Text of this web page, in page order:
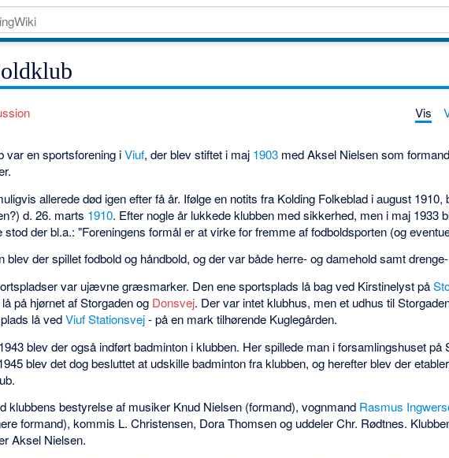
Vis
var en sportsforening iViuf, der blev stiftet i maj 1903 med Aksel Nielsen som
allerede død igen efter få år. Ifølge en notits fra Kolding Folkeblad i august 1910,
d. 26. marts 1910. Efter nogle år lukkede klubben med sikkerhed, men i maj 1933
der bl.a.: "Foreningens formål er at virke for fremme af fodboldsporten (og
blev der spillet fodbold og håndbold, og der var både herre- og damehold samt
var ujævne græsmarker. Den ene sportsplads lå bag ved Kirstinelyst på
på hjørnet af Storgaden og Donsvej. Der var intet klubhus, men et udhus til
lå vedViuf Stationsvej- på en mark tilhørende Kuglegården.
blev der også indført badminton i klubben. Her spillede man i forsamlingshuset på
blev det dog besluttet at udskille badminton fra klubben, og herefter blev der
klubbens bestyrelse af musiker Knud Nielsen (formand), vognmand Rasmus
formand), kommis L. Christensen, Dora Thomsen og uddeler Chr. Rødtnes.
Aksel Nielsen.